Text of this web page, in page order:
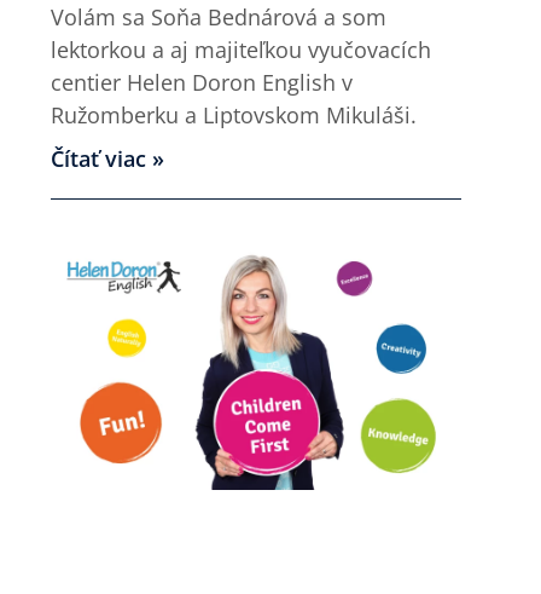
Volám sa Soňa Bednárová a som
lektorkou a aj majiteľkou vyučovacích
centier Helen Doron English v
Ružomberku a Liptovskom Mikuláši.
Čítať viac »